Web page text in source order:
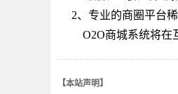
2、专业的商圈平台
O2O商城系统将在
【本站声明】